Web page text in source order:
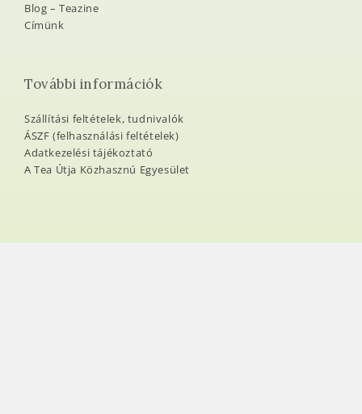
Blog – Teazine
Címünk
További információk
Szállítási feltételek, tudnivalók
ÁSZF (felhasználási feltételek)
Adatkezelési tájékoztató
A Tea Útja Közhasznú Egyesület